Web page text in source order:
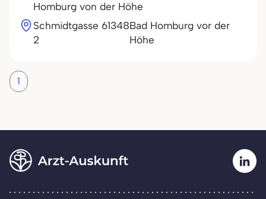
Homburg von der Höhe
Schmidtgasse
2
61348Bad Homburg vor der
Höhe
1